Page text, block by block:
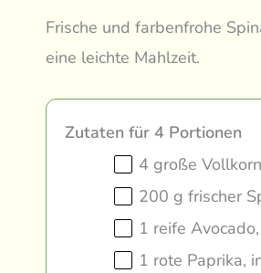
Frische und farbenfrohe
eine leichte Mahlzeit.
Zutaten für 4 Portionen
4 große
200 g frischer
1 reife
1 rote Paprika,